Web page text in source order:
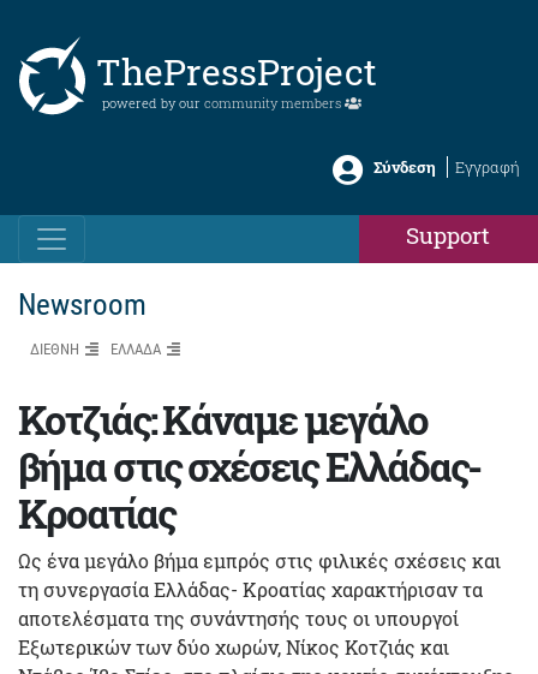
ThePressProject
powered by our community members
Σύνδεση Εγγραφή
Support
Newsroom
ΔΙΕΘΝΗ ΕΛΛΑΔΑ
Κοτζιάς: Κάναμε μεγάλο
βήμα στις σχέσεις Ελλάδας-
Κροατίας
Ως ένα μεγάλο βήμα εμπρός στις φιλικές σχέσεις και
τη συνεργασία Ελλάδας- Κροατίας χαρακτήρισαν τα
αποτελέσματα της συνάντησής τους οι υπουργοί
Εξωτερικών των δύο χωρών, Νίκος Κοτζιάς και